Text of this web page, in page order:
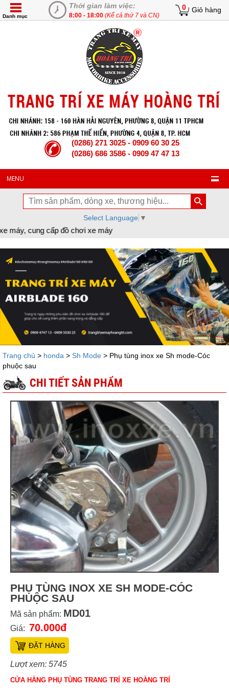
Thời gian làm việc:
8:00 - 18:00 (Kể cả thứ 7 và CN)
0 Giỏ hàng
Danh mục
(0286) 271 3025 - 0909 60 30 25
(0286) 686 3586 - 0909 47 47 13
MENU
Select Language ▼
cấp đồ chơi xe máy
Trang chủ > honda > Sh Mode > Phụ tùng inox xe Sh mode-Cóc
phuộc sau
CHI TIẾT SẢN PHẨM
PHỤ TÙNG INOX XE SH MODE-CÓC
PHUỘC SAU
Mã sản phẩm: MD01
Giá: 70.000đ
ĐẶT HÀNG
Lượt xem: 5745
CỬA HÀNG PHỤ TÙNG TRANG TRÍ XE HOÀNG TRÍ